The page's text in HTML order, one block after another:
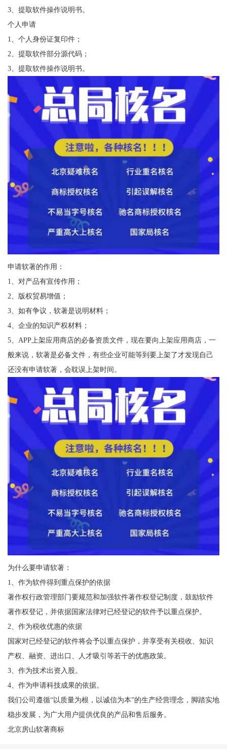
3、提取软件操作说明书。
个人申请
1、个人身份证复印件；
2、提取软件部分源代码；
3、提取软件操作说明书。
申请软著的作用：
1、对产品有宣传作用；
2、版权贸易增值；
3、如有争议，软著是说明材料；
4、企业的知识产权材料；
5、APP上架应用商店的必备资质文件，现在要向上架应用商店，一
般来说，软著是必备文件，有些企业可能等到要上架了才发现自己
还没有申请软著，会耽误上架时间。
为什么要申请软著：
1、作为软件得到重点保护的依据
著作权行政管理部门要规范和加强软件著作权登记制度，鼓励软件
著作权登记，并依据国家法律对已经登记的软件予以重点保护。
2、作为税收优惠的依据
国家对已经登记的软件将会予以重点保护，并享受有关税收、知识
产权、融资、进出口、人才吸引等若干的优惠政策。
3、作为技术出资入股。
4、作为申请科技成果的依据。
我们公司遵循“以质量为根，以诚信为本”的生产经营理念，脚踏实地
稳步发展，为广大用户提供优良的产品和售后服务。
北京房山软著商标